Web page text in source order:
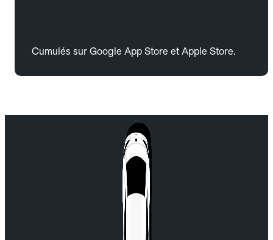
Cumulés sur Google App Store et Apple Store.